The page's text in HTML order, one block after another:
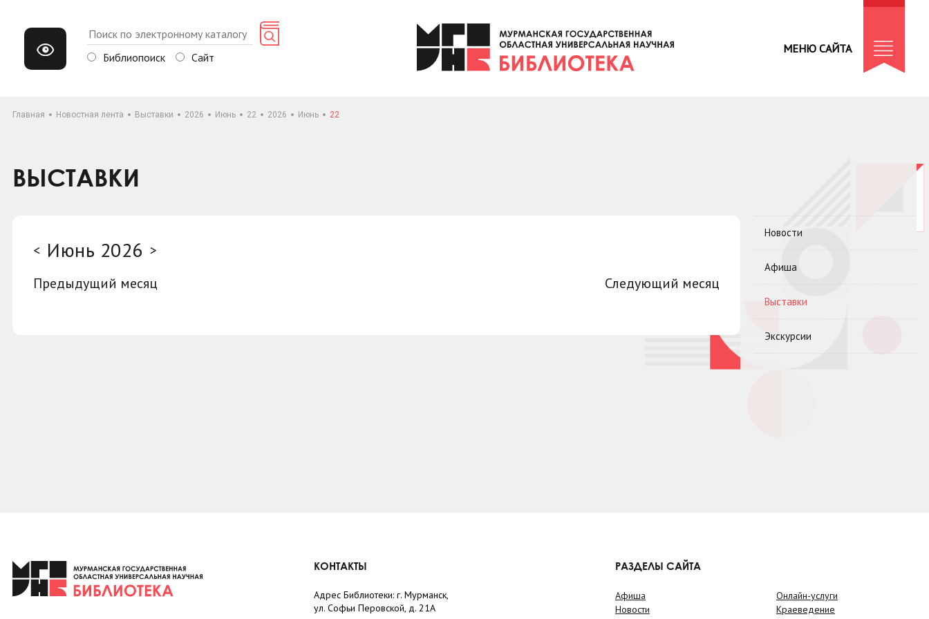
Библиопоиск Сайт
МЕНЮ САЙТА
Главная Новостная лента Выставки 2026 Июнь 22 2026 Июнь 22
ВЫСТАВКИ
< Июнь 2026 >
Предыдущий месяц
Следующий месяц
Новости
Афиша
Выставки
Экскурсии
КОНТАКТЫ
Адрес Библиотеки: г. Мурманск,
ул. Софьи Перовской, д. 21А
РАЗДЕЛЫ САЙТА
Афиша
Новости
Онлайн-услуги
Краеведение